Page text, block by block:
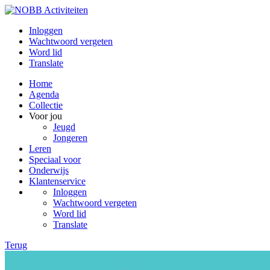
Inloggen
Wachtwoord vergeten
Word lid
Translate
Home
Agenda
Collectie
Voor jou
Jeugd
Jongeren
Leren
Speciaal voor
Onderwijs
Klantenservice
Inloggen
Wachtwoord vergeten
Word lid
Translate
Terug